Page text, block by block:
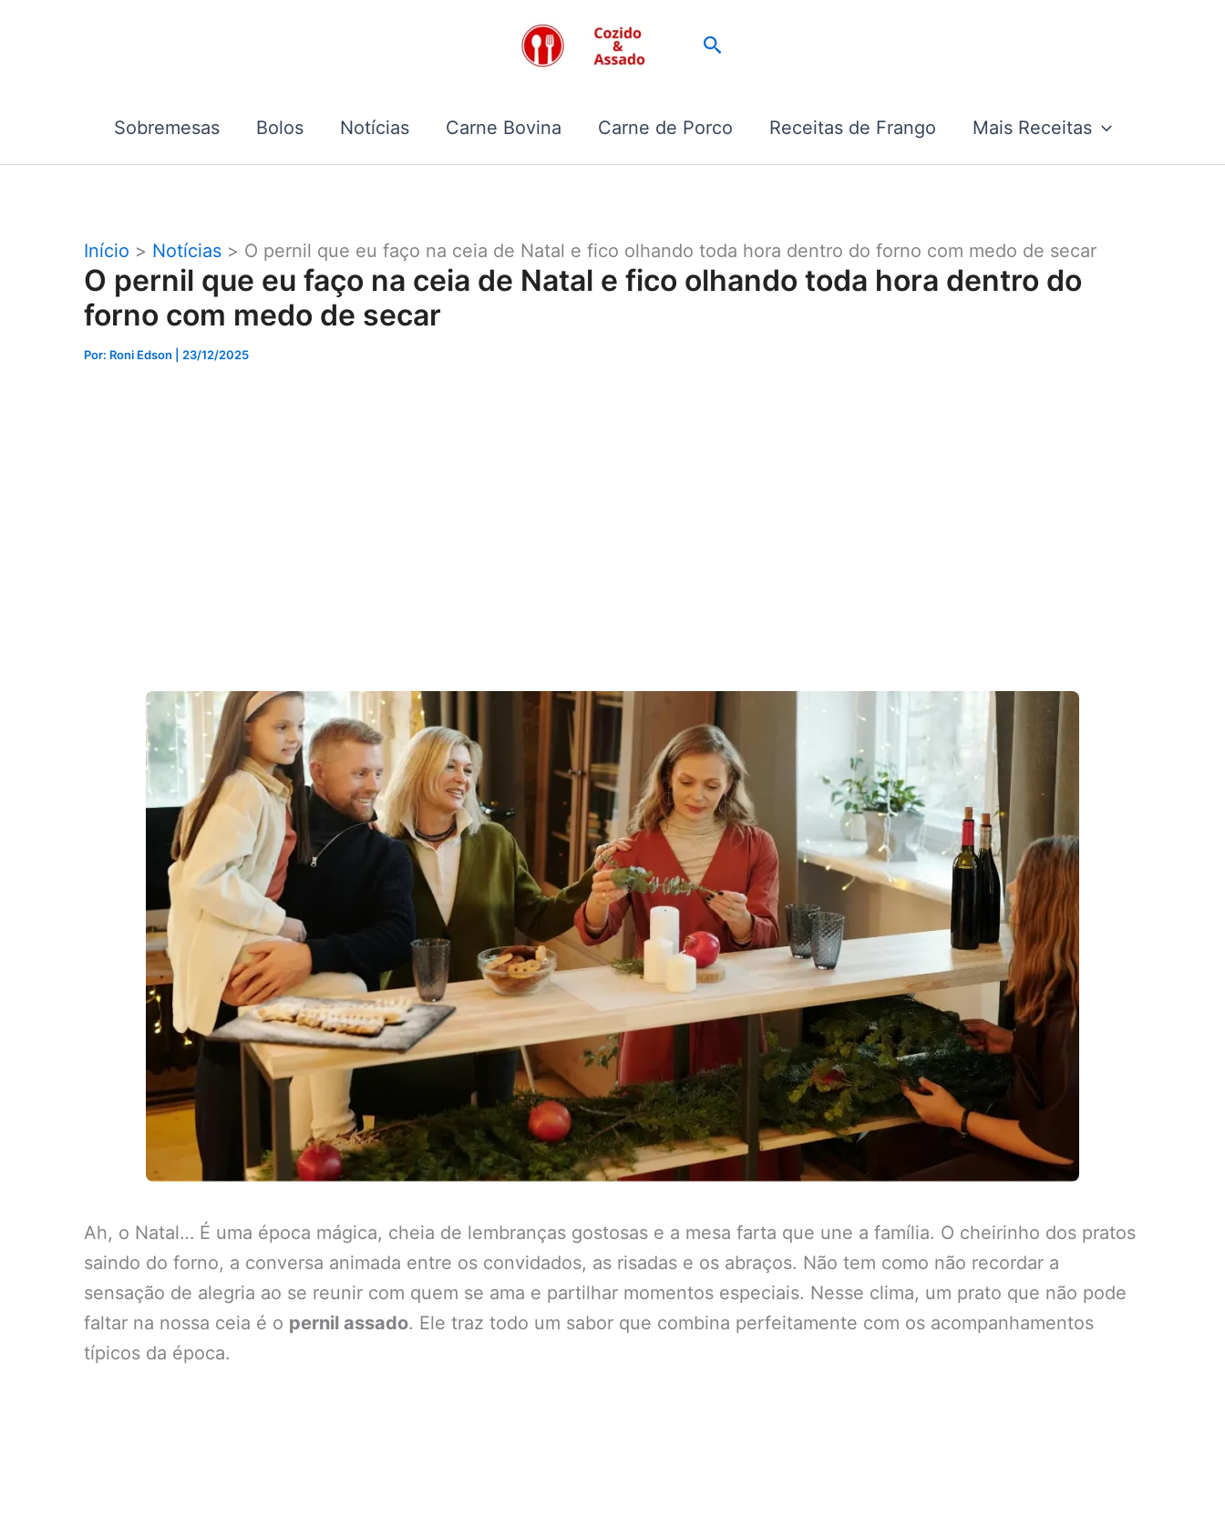
Pesquisar
Sobremesas Bolos Notícias Carne Bovina Carne de Porco Receitas de Frango Mais Receitas
Início Notícias O pernil que eu faço na ceia de Natal e fico olhando toda hora dentro do forno com medo de secar
O pernil que eu faço na ceia de Natal e fico olhando toda hora dentro do
forno com medo de secar
Por: Roni Edson | 23/12/2025
Ah, o Natal… É uma época mágica, cheia de lembranças gostosas e a mesa farta que une a família. O cheirinho dos pratos
saindo do forno, a conversa animada entre os convidados, as risadas e os abraços. Não tem como não recordar a
sensação de alegria ao se reunir com quem se ama e partilhar momentos especiais. Nesse clima, um prato que não pode
faltar na nossa ceia é o pernil assado. Ele traz todo um sabor que combina perfeitamente com os acompanhamentos
típicos da época.